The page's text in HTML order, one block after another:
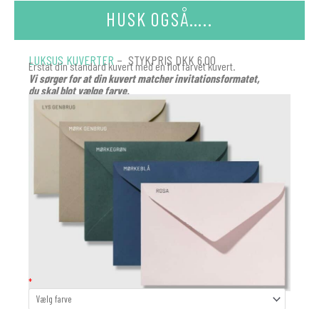
HUSK OGSÅ…..
LUKSUS KUVERTER – STYKPRIS DKK 6.00
Erstat din standard kuvert med en flot farvet kuvert.
Vi sørger for at din kuvert matcher invitationsformatet,
du skal blot vælge farve.
*
KUVERT
antal